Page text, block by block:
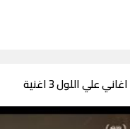
اغاني علي اللول 3 اغنية